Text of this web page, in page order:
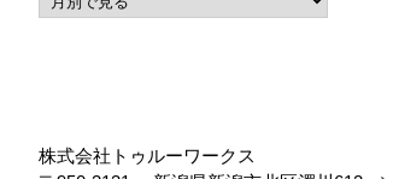
株式会社トゥルーワークス